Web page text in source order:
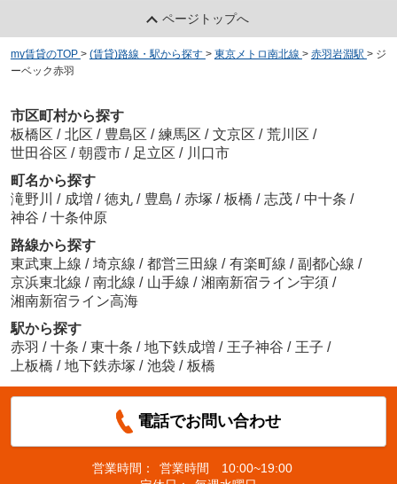
ページトップへ
my賃貸のTOP > (賃貸)路線・駅から探す > 東京メトロ南北線 > 赤羽岩淵駅 > ジ
ーベック赤羽
市区町村から探す
板橋区 / 北区 / 豊島区 / 練馬区 / 文京区 / 荒川区 /
世田谷区 / 朝霞市 / 足立区 / 川口市
町名から探す
滝野川 / 成増 / 徳丸 / 豊島 / 赤塚 / 板橋 / 志茂 / 中十条 /
神谷 / 十条仲原
路線から探す
東武東上線 / 埼京線 / 都営三田線 / 有楽町線 / 副都心線 /
京浜東北線 / 南北線 / 山手線 / 湘南新宿ライン宇須 /
湘南新宿ライン高海
駅から探す
赤羽 / 十条 / 東十条 / 地下鉄成増 / 王子神谷 / 王子 /
上板橋 / 地下鉄赤塚 / 池袋 / 板橋
電話でお問い合わせ
営業時間：
営業時間 10:00~19:00